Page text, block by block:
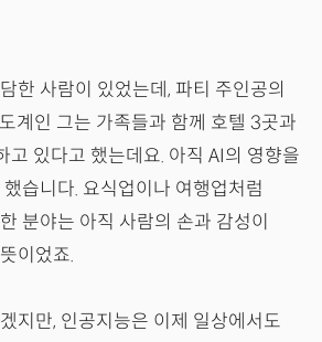
한 사람이 있었는데, 파티 주인공의
계인 그는 가족들과 함께 호텔 3곳과
고 있다고 했는데요. 아직 AI의 영향을
습니다. 요식업이나 여행업처럼
분야는 아직 사람의 손과 감성이
이었죠.
지만, 인공지능은 이제 일상에서도